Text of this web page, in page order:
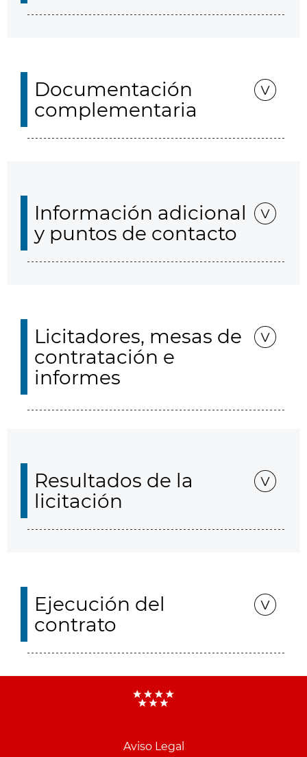
Documentación
complementaria
Información adicional
y puntos de contacto
Licitadores, mesas de
contratación e
informes
Resultados de la
licitación
Ejecución del
contrato
Aviso Legal